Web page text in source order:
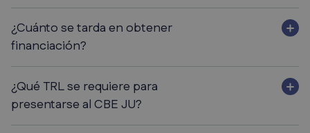
¿Cuánto se tarda en obtener
financiación?
¿Qué TRL se requiere para
presentarse al CBE JU?